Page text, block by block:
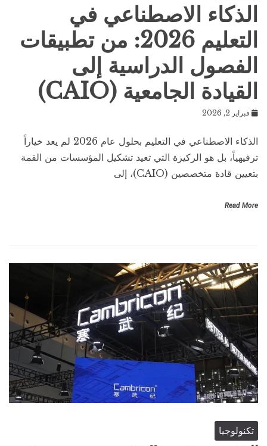
الذكاء الاصطناعي في
التعليم 2026: من تطبيقات
الفصول الدراسية إلى
القيادة الجامعية (CAIO)
فبراير 2, 2026
الذكاء الاصطناعي في التعليم بحلول عام 2026 لم يعد خياراً
ترفيهياً، بل هو الركيزة التي تعيد تشكيل المؤسسات من القمة
بتعيين قادة متخصصين (CAIO)، إلى
Read More
تكنولوجيا